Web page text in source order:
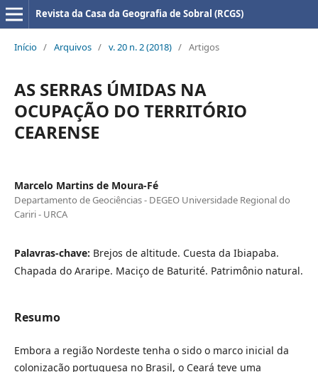
Revista da Casa da Geografia de Sobral (RCGS)
Início / Arquivos / v. 20 n. 2 (2018) / Artigos
AS SERRAS ÚMIDAS NA
OCUPAÇÃO DO TERRITÓRIO
CEARENSE
Marcelo Martins de Moura-Fé
Departamento de Geociências - DEGEO Universidade Regional do
Cariri - URCA
Palavras-chave: Brejos de altitude. Cuesta da Ibiapaba.
Chapada do Araripe. Maciço de Baturité. Patrimônio natural.
Resumo
Embora a região Nordeste tenha o sido o marco inicial da
colonização portuguesa no Brasil, o Ceará teve uma